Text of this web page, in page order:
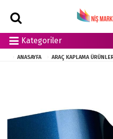
Kategoriler
ANASAYFA ARAÇ KAPLAMA